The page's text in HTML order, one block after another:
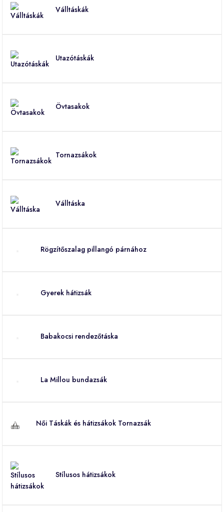
Válltáskák
Utazótáskák
Övtasakok
Tornazsákok
Válltáska
Rögzítőszalag pillangó párnához
Gyerek hátizsák
Babakocsi rendezőtáska
La Millou bundazsák
Női Táskák és hátizsákok Tornazsák
Stílusos hátizsákok